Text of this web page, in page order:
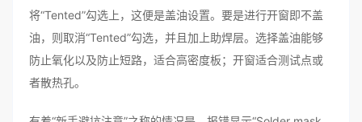
将“Tented”勾选上，这便是盖油设置。要是进行开窗即不盖
油，则取消“Tented”勾选，并且加上助焊层。选择盖油能够
防止氧化以及防止短路，适合高密度板；开窗适合测试点或
者散热孔。